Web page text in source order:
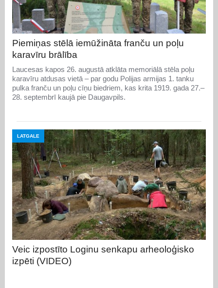
Piemiņas stēlā iemūžināta franču un poļu
karavīru brālība
Laucesas kapos 26. augustā atklāta memoriālā stēla poļu
karavīru atdusas vietā – par godu Polijas armijas 1. tanku
pulka franču un poļu cīņu biedriem, kas krita 1919. gada 27.–
28. septembrī kaujā pie Daugavpils.
LATGALE
Veic izpostīto Loginu senkapu arheoloģisko
izpēti (VIDEO)